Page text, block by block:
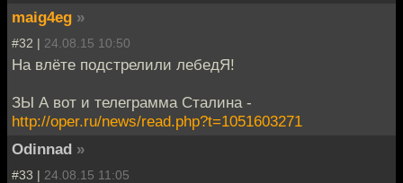
maig4eg »
#32 | 24.08.15 10:50
На влёте подстрелили лебедЯ!
ЗЫ А вот и телеграмма Сталина -
http://oper.ru/news/read.php?t=1051603271
Odinnad »
#33 | 24.08.15 11:05